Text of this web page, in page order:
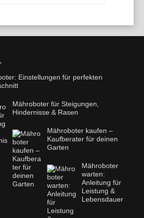
Einstellungen für perfekten
Mähroboter für Steigungen,
Hindernisse & Rasen
Mähroboter kaufen –
Kaufberater für deinen
Garten
Mähroboter
warten:
Anleitung für
Leistung &
Lebensdauer